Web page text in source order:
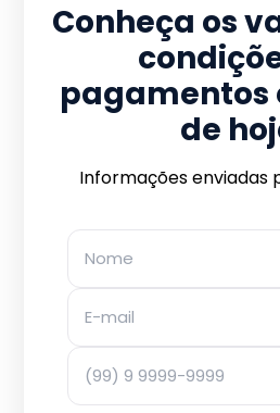
Conheça os
pagamentos
de
Informações enviadas